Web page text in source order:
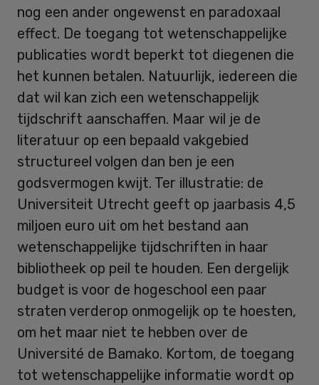
nog een ander ongewenst en paradoxaal
effect. De toegang tot wetenschappelijke
publicaties wordt beperkt tot diegenen die
het kunnen betalen. Natuurlijk, iedereen die
dat wil kan zich een wetenschappelijk
tijdschrift aanschaffen. Maar wil je de
literatuur op een bepaald vakgebied
structureel volgen dan ben je een
godsvermogen kwijt. Ter illustratie: de
Universiteit Utrecht geeft op jaarbasis 4,5
miljoen euro uit om het bestand aan
wetenschappelijke tijdschriften in haar
bibliotheek op peil te houden. Een dergelijk
budget is voor de hogeschool een paar
straten verderop onmogelijk op te hoesten,
om het maar niet te hebben over de
Université de Bamako. Kortom, de toegang
tot wetenschappelijke informatie wordt op